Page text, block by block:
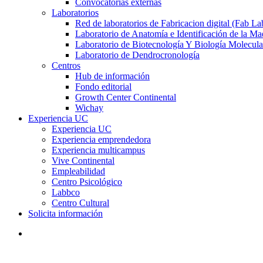
Convocatorias externas
Laboratorios
Red de laboratorios de Fabricacion digital (Fab
Laboratorio de Anatomía e Identificación de la
Laboratorio de Biotecnología Y Biología
Laboratorio de Dendrocronología
Centros
Hub de información
Fondo editorial
Growth Center Continental
Wichay
Experiencia UC
Experiencia UC
Experiencia emprendedora
Experiencia multicampus
Vive Continental
Empleabilidad
Centro Psicológico
Labbco
Centro Cultural
Solicita información